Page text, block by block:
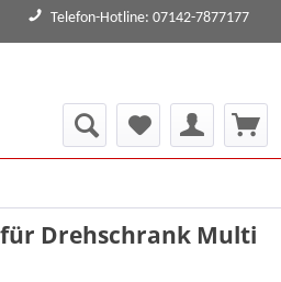
Telefon-Hotline: 07142-7877177
Drehschrank Multi